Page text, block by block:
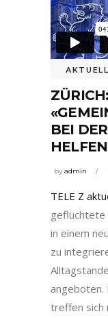
BEI
HELFEN
byadmin
TELE Z
geflüchtete
in einem
zu
angeboten.
treffen sich